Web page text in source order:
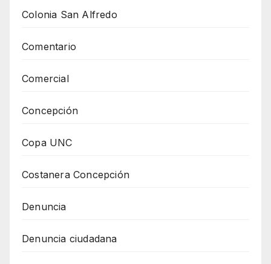
Colonia San Alfredo
Comentario
Comercial
Concepción
Copa UNC
Costanera Concepción
Denuncia
Denuncia ciudadana